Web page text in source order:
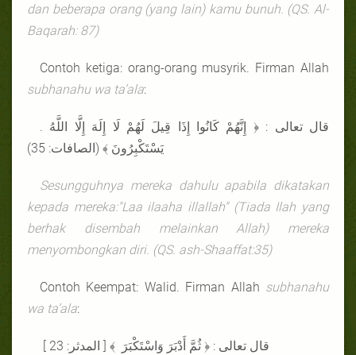
dan beberapa orang (yang lain) kamu bunuh. (QS. Al-
Baqarah: 87)
Contoh ketiga: orang-orang musyrik. Firman Allah
subhanahu wa ta’ala:
. قال تعالى : ﴿ إِنَّهُمْ كَانُوا إِذَا قِيلَ لَهُمْ لَا إِلَهَ إِلَّا اللَّهُ
يَسْتَكْبِرُونَ ﴾ (الصافات: 35)
Sesungguhnya mereka dahulu apabila dikatakan
kepada mereka:"Laa ilaaha illallah" (Tiada Ilah yang
berhak disembah melainkan Allah) mereka
menyombongkan diri. (QS. ash-Shaaffat:35)
Contoh Keempat: Walid. Firman Allah subhanahu
wa ta’ala:
قال تعالى : ﴿ ثُمَّ أَدْبَرَ وَاسْتَكْبَرَ ﴾ [ المدثر: 23 ]